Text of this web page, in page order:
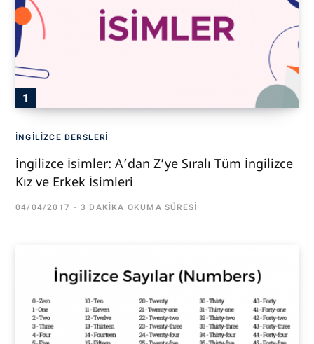
İNGILIZCE DERSLERI
İngilizce İsimler: A’dan Z’ye Sıralı Tüm İngilizce
Kız ve Erkek İsimleri
04/04/2017 3 DAKIKA OKUMA SÜRESI